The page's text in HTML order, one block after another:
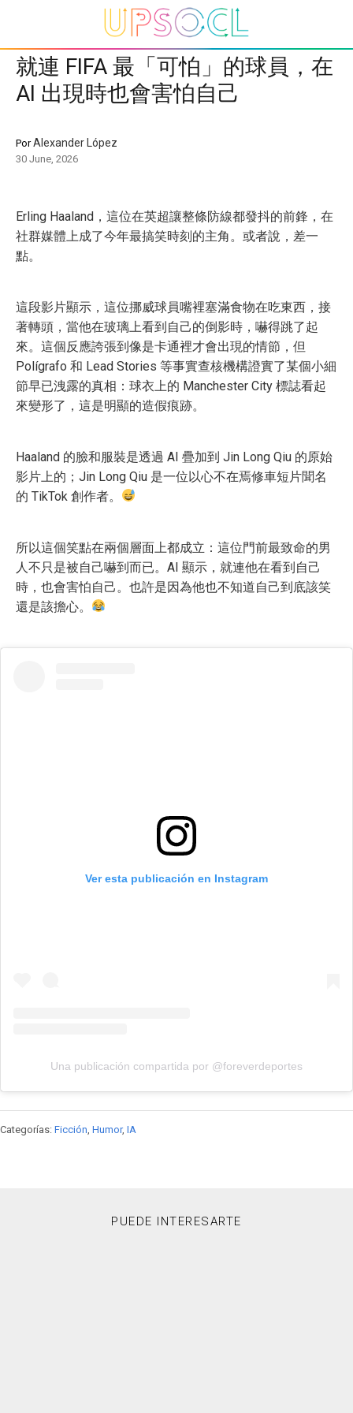
就連 FIFA 最「可怕」的球員，在
AI 出現時也會害怕自己
PorAlexander López
30 June, 2026
Erling Haaland，這位在英超讓整條防線都發抖的前鋒，在
社群媒體上成了今年最搞笑時刻的主角。或者說，差一
點。
這段影片顯示，這位挪威球員嘴裡塞滿食物在吃東西，接
著轉頭，當他在玻璃上看到自己的倒影時，嚇得跳了起
來。這個反應誇張到像是卡通裡才會出現的情節，但
Polígrafo 和 Lead Stories 等事實查核機構證實了某個小細
節早已洩露的真相：球衣上的 Manchester City 標誌看起
來變形了，這是明顯的造假痕跡。
Haaland 的臉和服裝是透過 AI 疊加到 Jin Long Qiu 的原始
影片上的；Jin Long Qiu 是一位以心不在焉修車短片聞名
的 TikTok 創作者。
所以這個笑點在兩個層面上都成立：這位門前最致命的男
人不只是被自己嚇到而已。AI 顯示，就連他在看到自己
時，也會害怕自己。也許是因為他也不知道自己到底該笑
還是該擔心。
Ver esta publicación en Instagram
Una publicación compartida por @foreverdeportes
Categorías: Ficción, Humor, IA
PUEDE INTERESARTE